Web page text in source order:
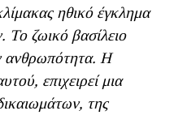
ηθικό έγκλημα
ζωικό βασίλειο
ανθρωπότητα. Η
επιχειρεί μια
της